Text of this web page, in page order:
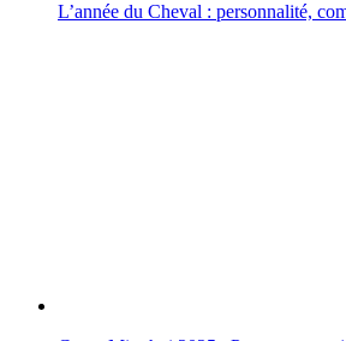
L’année du Cheval : personnalité,